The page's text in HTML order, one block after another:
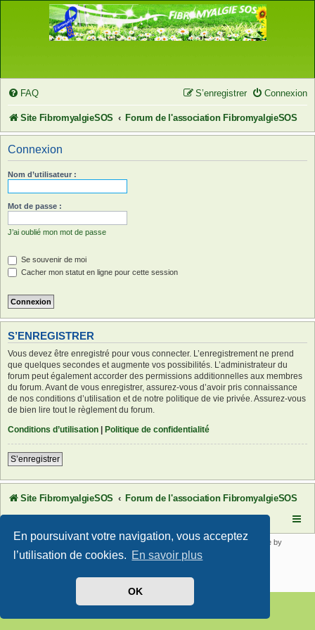
En poursuivant votre navigation, vous acceptez
l’utilisation de cookies. En savoir plus
OK
FAQ Connexion
S’enregistrer
Site FibromyalgieSOS Forum de l'association FibromyalgieSOS
Connexion
Nom d’utilisateur :
Mot de passe :
J’ai oublié mon mot de passe
Se souvenir de moi
Cacher mon statut en ligne pour cette session
S’ENREGISTRER
Vous devez être enregistré pour vous connecter. L’enregistrement ne prend
que quelques secondes et augmente vos possibilités. L’administrateur du
forum peut également accorder des permissions additionnelles aux membres
du forum. Avant de vous enregistrer, assurez-vous d’avoir pris connaissance
de nos conditions d’utilisation et de notre politique de vie privée. Assurez-vous
de bien lire tout le règlement du forum.
Conditions d’utilisation
Politique de confidentialité
S’enregistrer
Site FibromyalgieSOS Forum de l'association FibromyalgieSOS
Développé parphpBB® Forum Software © phpBB Limited | SE Square by
PhpBB3 BBCodes
Confidentialité|Conditions